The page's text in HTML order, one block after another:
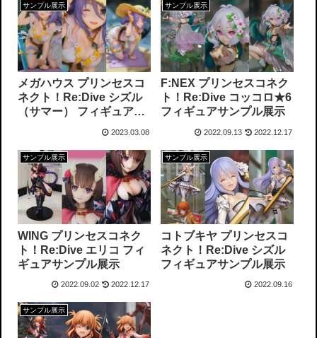
サンプル展示
メガハウス プリンセスコ
ネクト！Re:Dive シズル
（サマー） フィギュアサ
2023.03.08
サンプル展示
F:NEX プリンセスコネク
ト！Re:Dive コッコロ★6
フィギュアサンプル展示
2022.09.13 2022.12.17
サンプル展示
WING プリンセスコネク
ト！Re:Dive エリコ フィ
ギュアサンプル展示
2022.09.02 2022.12.17
サンプル展示
コトブキヤ プリンセスコ
ネクト！Re:Dive シズル
フィギュアサンプル展示
2022.09.16
サンプル展示